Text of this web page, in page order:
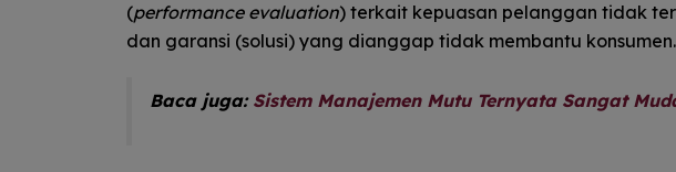
(performance evaluation) terkait kepuasan pelanggan tidak
dan garansi (solusi) yang dianggap tidak membantu konsumen.
Baca juga: Sistem Manajemen Mutu Ternyata Sangat